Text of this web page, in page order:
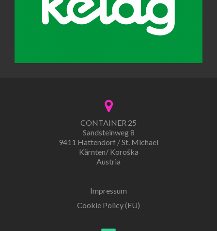
CONTAINER 25
Sandsteinweg 8
9411 Hattendorf / St. Michael
Kärnten/ Koroška
Austria
Impressum
Cookie Policy (EU)